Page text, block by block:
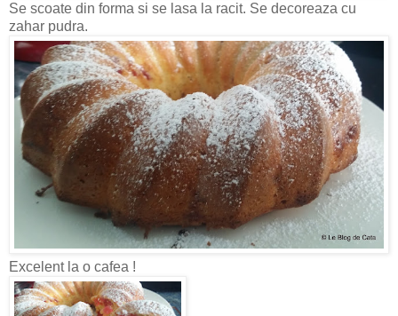
Se scoate din forma si se lasa la racit. Se decoreaza cu
zahar pudra.
Excelent la o cafea !